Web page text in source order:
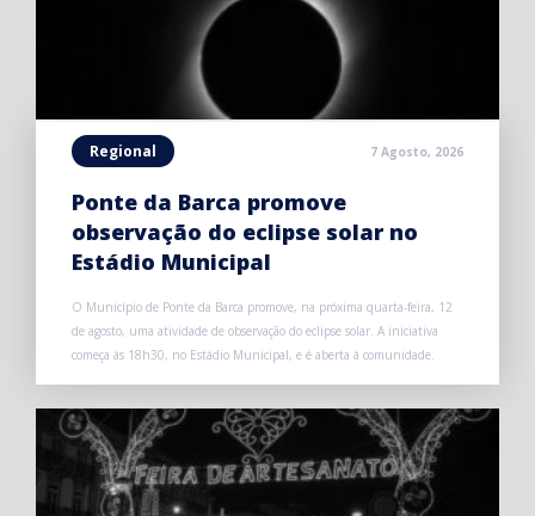
Regional 7 Agosto, 2026
Ponte da Barca promove
observação do eclipse solar no
Estádio Municipal
O Município de Ponte da Barca promove, na próxima quarta-feira, 12
de agosto, uma atividade de observação do eclipse solar. A iniciativa
começa às 18h30, no Estádio Municipal, e é aberta à comunidade.